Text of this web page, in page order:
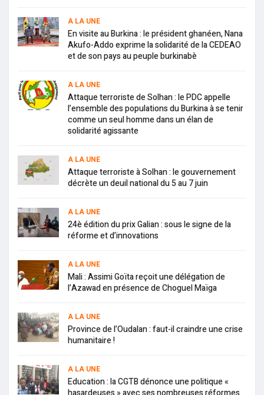
A LA UNE
En visite au Burkina : le président ghanéen, Nana
Akufo-Addo exprime la solidarité de la CEDEAO
et de son pays au peuple burkinabè
A LA UNE
Attaque terroriste de Solhan : le PDC appelle
l’ensemble des populations du Burkina à se tenir
comme un seul homme dans un élan de
solidarité agissante
A LA UNE
Attaque terroriste à Solhan : le gouvernement
décrète un deuil national du 5 au 7 juin
A LA UNE
24è édition du prix Galian : sous le signe de la
réforme et d’innovations
A LA UNE
Mali : Assimi Goïta reçoit une délégation de
l’Azawad en présence de Choguel Maïga
A LA UNE
Province de l’Oudalan : faut-il craindre une crise
humanitaire !
A LA UNE
Education : la CGTB dénonce une politique «